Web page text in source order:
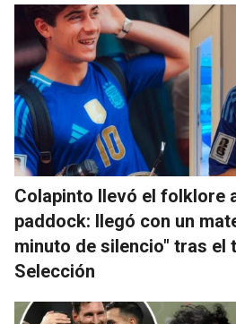
Colapinto llevó el folklore
paddock: llegó con un
minuto de silencio" tras el
Selección